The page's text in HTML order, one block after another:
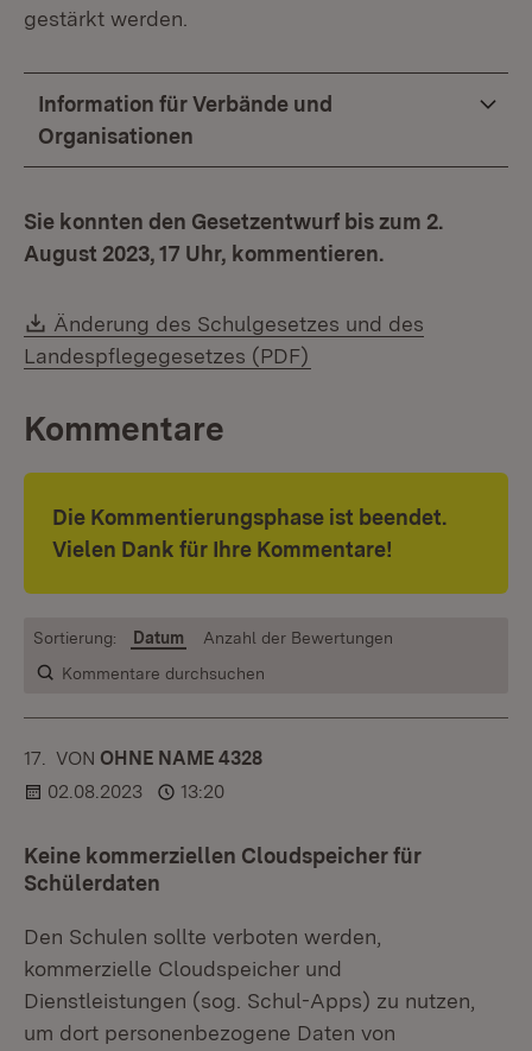
gestärkt werden.
Information für Verbände und
Organisationen
Sie konnten den Gesetzentwurf bis zum 2.
August 2023, 17 Uhr, kommentieren.
Download:
Änderung des Schulgesetzes und des
Landespflegegesetzes (PDF)
Kommentare
Die Kommentierungsphase ist beendet.
Vielen Dank für Ihre Kommentare!
Kommentare durchsuchen
Sortierung: Datum Anzahl der Bewertungen
17. KOMMENTAR
VON :OHNE NAME 4328
02.08.2023
13:20
Keine kommerziellen Cloudspeicher für
Schülerdaten
Den Schulen sollte verboten werden,
kommerzielle Cloudspeicher und
Dienstleistungen (sog. Schul-Apps) zu nutzen,
um dort personenbezogene Daten von